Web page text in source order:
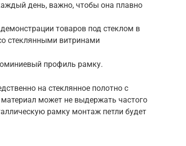
день, важно, чтобы она плавно
товаров под стеклом в
стеклянными витринами
профиль рамку.
на стеклянное полотно с
может не выдержать частого
рамку монтаж петли будет